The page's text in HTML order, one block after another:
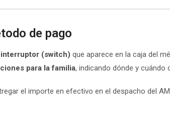
de pago
interruptor (switch) que aparece en la caja del
para la familia, indicando dónde y cuándo
el importe en efectivo en el despacho del